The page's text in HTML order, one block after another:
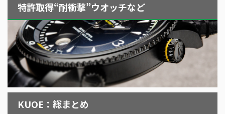
特許取得“耐衝撃”ウオッチなど
KUOE：総まとめ